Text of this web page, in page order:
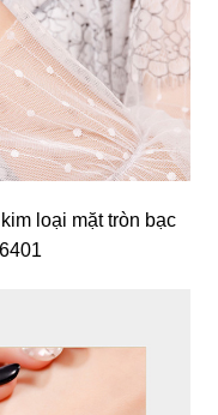
loại mặt tròn bạc